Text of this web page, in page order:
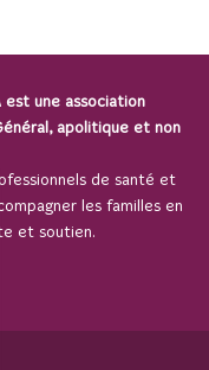
est une association
apolitique et non
de santé et
les familles en
et soutien.